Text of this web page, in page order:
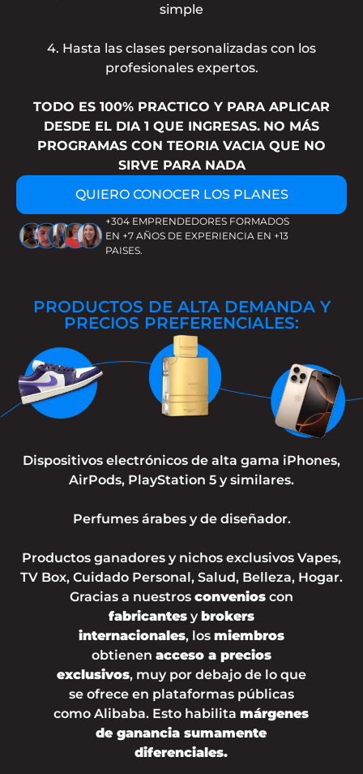
simple
4. Hasta las clases personalizadas con los
profesionales expertos.
TODO ES 100% PRACTICO Y PARA APLICAR
DESDE EL DIA 1 QUE INGRESAS. NO MÁS
PROGRAMAS CON TEORIA VACIA QUE NO
SIRVE PARA NADA
QUIERO CONOCER LOS PLANES
+304 EMPRENDEDORES FORMADOS
EN +7 AÑOS DE EXPERIENCIA EN +13
PAISES.
PRODUCTOS DE ALTA DEMANDA Y
PRECIOS PREFERENCIALES:
Dispositivos electrónicos de alta gama iPhones,
AirPods, PlayStation 5 y similares.
Perfumes árabes y de diseñador.
Productos ganadores y nichos exclusivos Vapes,
TV Box, Cuidado Personal, Salud, Belleza, Hogar.
Gracias a nuestros convenioscon
fabricantesy brokers
internacionales, los miembros
obtienen acceso a precios
exclusivos, muy por debajo de lo que
se ofrece en plataformas públicas
como Alibaba. Esto habilitamárgenes
de ganancia sumamente
diferenciales.